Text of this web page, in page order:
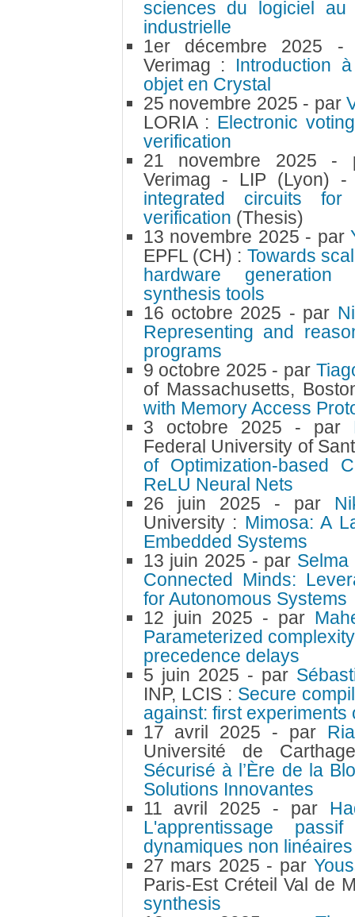
sciences du logiciel
industrielle
1er décembre 2025 -
Verimag : Introduction
objet en Crystal
25 novembre 2025 - par
LORIA : Electronic
verification
21 novembre 2025 -
Verimag - LIP (Lyon)
integrated circuits
verification (Thesis)
13 novembre 2025 - par
EPFL (CH) : Towards
hardware
synthesis tools
16 octobre 2025 - par
Representing and
programs
9 octobre 2025 - par
of Massachusetts,
with Memory Access
3 octobre 2025 - par
Federal University of
of Optimization-based
ReLU Neural Nets
26 juin 2025 - par
University : Mimosa: A
Embedded Systems
13 juin 2025 - par
Connected Minds:
for Autonomous Systems
12 juin 2025 - par
Parameterized
precedence delays
5 juin 2025 - par
INP, LCIS : Secure
against: first experiments
17 avril 2025 - par
Université de
Sécurisé à l’Ère de la
Solutions Innovantes
11 avril 2025 - par
L'apprentissage
dynamiques non
27 mars 2025 - par
Paris-Est Créteil Val de
synthesis